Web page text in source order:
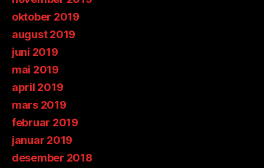
oktober 2019
august 2019
juni 2019
mai 2019
april 2019
mars 2019
februar 2019
januar 2019
desember 2018